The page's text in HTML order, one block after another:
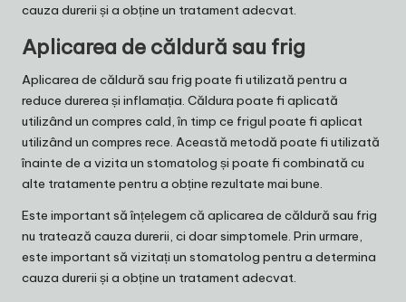
cauza durerii și a obține un tratament adecvat.
Aplicarea de căldură sau frig
Aplicarea de căldură sau frig poate fi utilizată pentru a
reduce durerea și inflamația. Căldura poate fi aplicată
utilizând un compres cald, în timp ce frigul poate fi aplicat
utilizând un compres rece. Această metodă poate fi utilizată
înainte de a vizita un stomatolog și poate fi combinată cu
alte tratamente pentru a obține rezultate mai bune.
Este important să înțelegem că aplicarea de căldură sau frig
nu tratează cauza durerii, ci doar simptomele. Prin urmare,
este important să vizitați un stomatolog pentru a determina
cauza durerii și a obține un tratament adecvat.